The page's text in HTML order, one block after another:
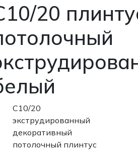
20
С10/20
экструдированный
декоративный
потолочный плинтус